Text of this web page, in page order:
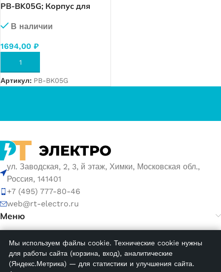
PB-BK05G; Корпус для
Черный)
В наличии
1694,00 ₽
В КОРЗИНУ
Артикул: PB-BK05G
ул. Заводская, 2, 3, й этаж, Химки, Московская обл.,
Россия, 141401
+7 (495) 777-80-46
web@rt-electro.ru
Меню
© 2026 ООО «РТ ЭЛЕКТРО». ИНН 5047168752, ОГРН
1155047005145.
Мы используем файлы cookie. Технические cookie нужны
для работы сайта (корзина, вход), аналитические
(Яндекс.Метрика) — для статистики и улучшения сайта.